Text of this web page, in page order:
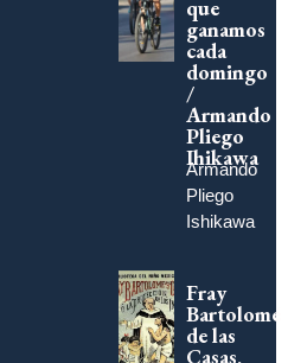
que
ganamos
cada
domingo
/
Armando
Pliego
Ihikawa
Armando
Pliego
Ishikawa
Fray
Bartolomé
de las
Casas,